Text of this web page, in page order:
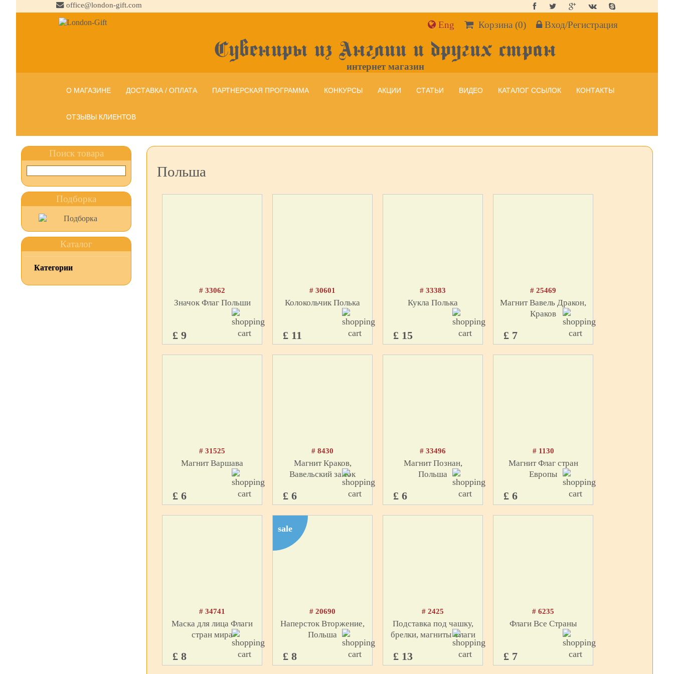
office@london-gift.com
Eng Корзина (0) Вход/Регистрация
Сувениры из Англии и других стран
интернет магазин
О МАГАЗИНЕ ДОСТАВКА / ОПЛАТА ПАРТНЕРСКАЯ ПРОГРАММА КОНКУРСЫ АКЦИИ СТАТЬИ ВИДЕО КАТАЛОГ ССЫЛОК КОНТАКТЫ
ОТЗЫВЫ КЛИЕНТОВ
Поиск товара
Подборка
Каталог
Категории
Польша
# 33062
Значок Флаг Польши
£ 9
# 30601
Колокольчик Полька
£ 11
# 33383
Кукла Полька
£ 15
# 25469
Магнит Вавель Дракон,
Краков
£ 7
# 31525
Магнит Варшава
£ 6
# 8430
Магнит Краков,
Вавельский замок
£ 6
# 33496
Магнит Познан,
Польша
£ 6
# 1130
Магнит Флаг стран
Европы
£ 6
# 34741
Маска для лица Флаги
стран мира
£ 8
sale
# 20690
Наперсток Вторжение,
Польша
£ 8
# 2425
Подставка под чашку,
брелки, магниты Флаги
£ 13
# 6235
Флаги Все Страны
£ 7